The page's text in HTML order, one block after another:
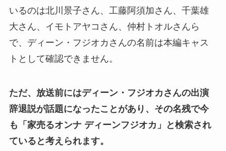
いるのは北川景子さん、工藤阿須加さん、千葉雄
大さん、イモトアヤコさん、仲村トオルさんら
で、ディーン・フジオカさんの名前は本編キャス
トとして確認できません。
ただ、放送前にはディーン・フジオカさんの出演
辞退説が話題になったことがあり、その名残で今
も「家売るオンナ ディーンフジオカ」と検索され
ていると考えられます。